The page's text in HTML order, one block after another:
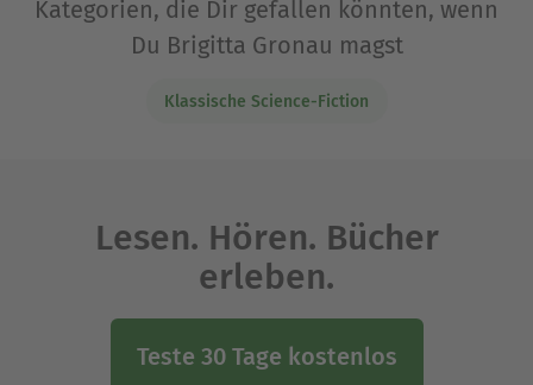
Kategorien, die Dir gefallen könnten, wenn
Du Brigitta Gronau magst
Klassische Science-Fiction
Lesen. Hören. Bücher
erleben.
Teste 30 Tage kostenlos